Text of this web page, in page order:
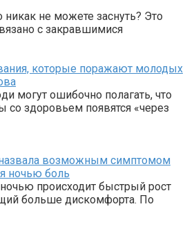
не можете заснуть? Это
с закравшимися
которые поражают молодых
могут ошибочно полагать, что
здоровьем появятся «через
возможным симптомом
ночью боль
происходит быстрый рост
больше дискомфорта. По